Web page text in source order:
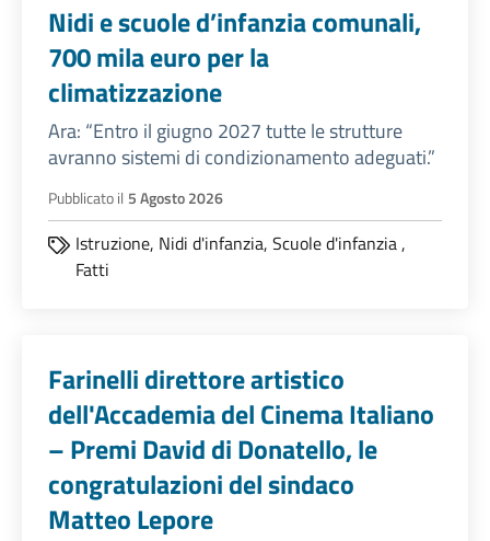
Nidi e scuole d’infanzia comunali,
700 mila euro per la
climatizzazione
Ara: “Entro il giugno 2027 tutte le strutture
avranno sistemi di condizionamento adeguati.”
Pubblicato il 5 Agosto 2026
Istruzione, Nidi d'infanzia, Scuole d'infanzia,
Fatti
Farinelli direttore artistico
dell'Accademia del Cinema Italiano
– Premi David di Donatello, le
congratulazioni del sindaco
Matteo Lepore